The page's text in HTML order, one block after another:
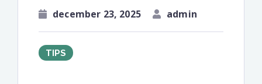
december 23, 2025 admin
TIPS